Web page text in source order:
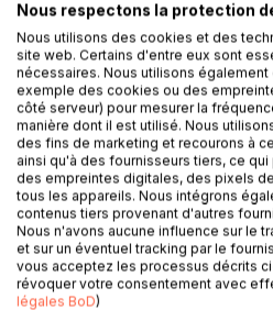
DESCRIPTION
Non, la stratégie d'une
résumer à un sticker un peu
quelques phrases oubliées dans
site Web.
Par la lecture de cet ouvrage,
cinq systèmes
performance, comment
stratégie (mission, raison d'être,
toute votre organisation.
Nous respectons la protection
Nous utilisons des cookies et des
site web. Certains d'entre eux sont
nécessaires. Nous utilisons
exemple des cookies ou des
côté serveur) pour mesurer la
manière dont il est utilisé. Nous
des fins de marketing et recourons à
ainsi qu'à des fournisseurs tiers, ce
des empreintes digitales, des pixels
tous les appareils. Nous intégrons
contenus tiers provenant d'autres
Nous n'avons aucune influence sur le
et sur un éventuel tracking par le
vous acceptez les processus décrits
révoquer votre consentement avec
légales BoD)